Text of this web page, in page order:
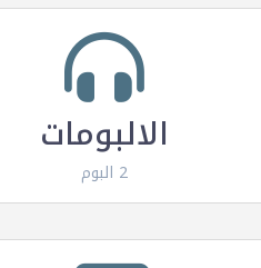
الالبومات
2 البوم